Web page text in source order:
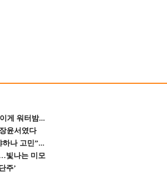
게 워터밤...
윤서였다
나 고민”...
빛나는 미모
주’